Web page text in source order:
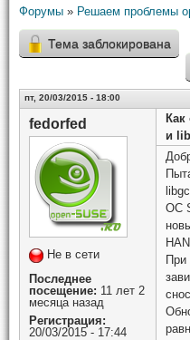
Форумы » Решаем проблемы
Тема заблокирована
пт, 20/03/2015 - 18:00
fedorfed
Не в сети
Последнее
посещение: 11 лет 2
месяца назад
Регистрация:
20/03/2015 - 17:44
и
ОC
При